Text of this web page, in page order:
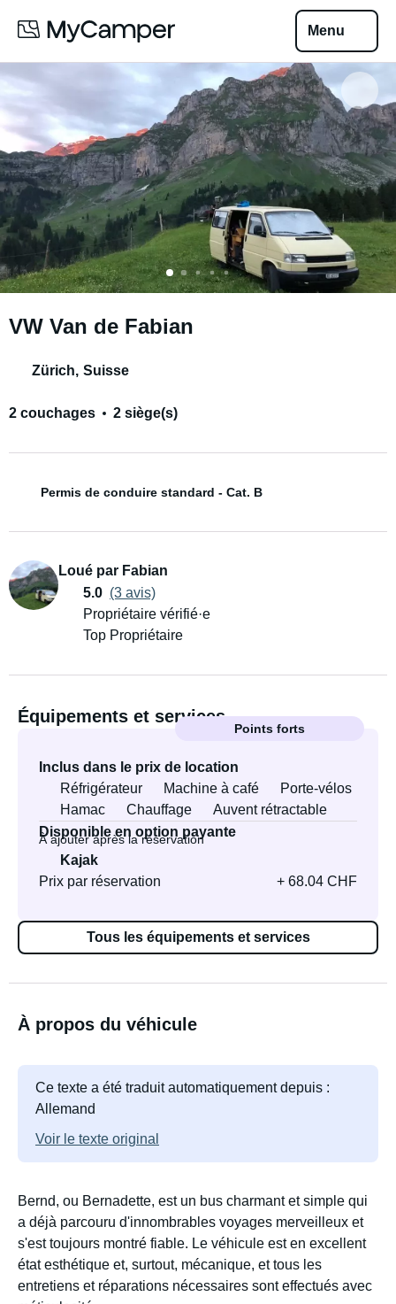
Menu
VW Van de Fabian
Zürich, Suisse
2 couchages 2 siège(s)
Permis de conduire standard - Cat. B
Loué par Fabian
5.0 (3 avis)
Propriétaire vérifié·e
Top Propriétaire
Équipements et services
Points forts
Inclus dans le prix de location
Réfrigérateur
Machine à café
Porte-vélos
Hamac
Chauffage
Auvent rétractable
Disponible en option payante
À ajouter après la réservation
Kajak
Prix par réservation
+ 68.04 CHF
Tous les équipements et services
À propos du véhicule
Ce texte a été traduit automatiquement depuis :
Allemand
Voir le texte original
Bernd, ou Bernadette, est un bus charmant et simple qui
a déjà parcouru d'innombrables voyages merveilleux et
s'est toujours montré fiable. Le véhicule est en excellent
état esthétique et, surtout, mécanique, et tous les
entretiens et réparations nécessaires sont effectués avec